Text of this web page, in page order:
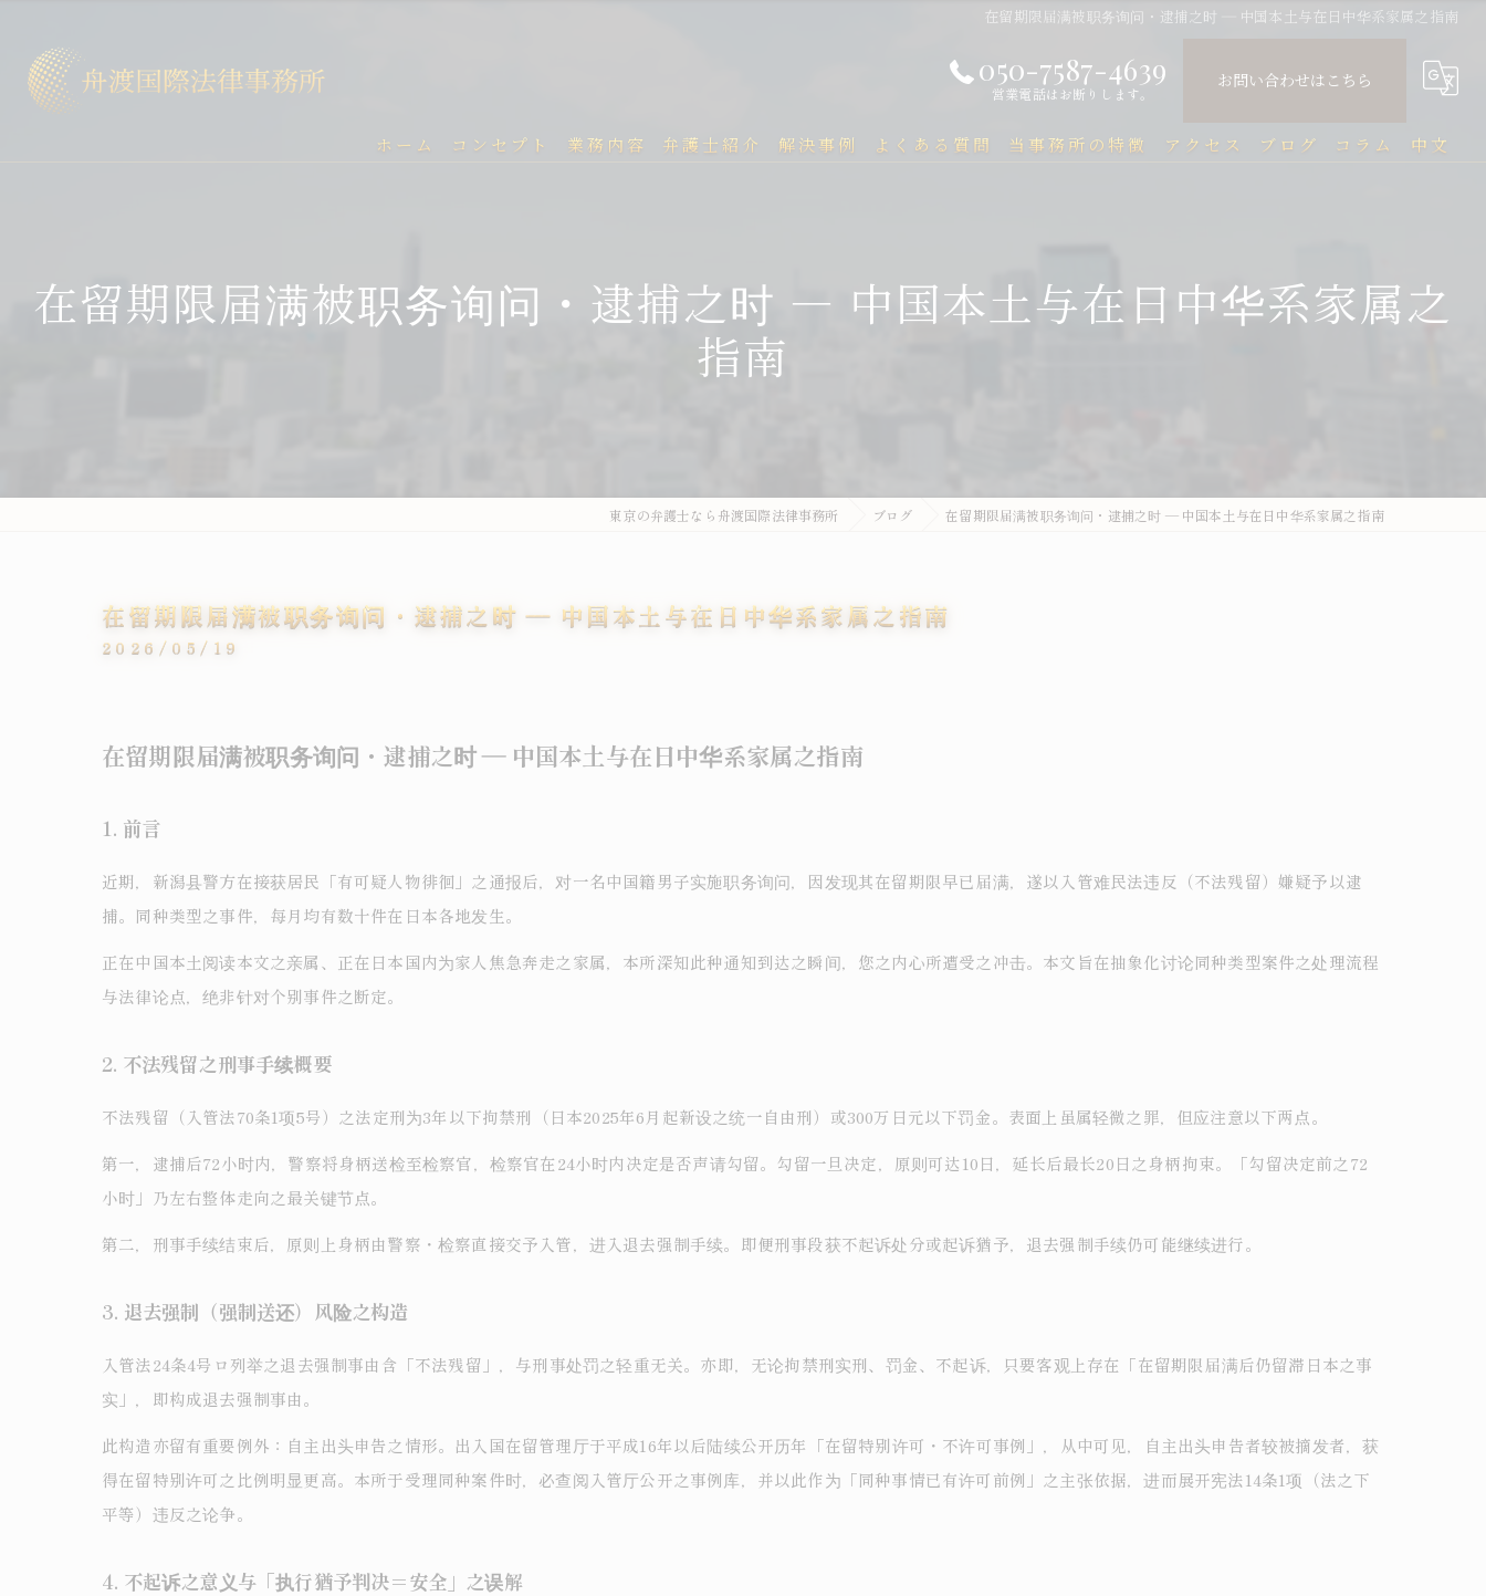
在留期限届满被职务询问・逮捕之时 ― 中国本土与在日中华系家属之指南
050-7587-4639
営業電話はお断りします。
お問い合わせはこちら
ホーム コンセプト 業務内容 弁護士紹介 解決事例 よくある質問 当事務所の特徴
刑事
外国人刑事・在留Q&A
不法就労・オーバーステイ
アクセス ブログ コラム 中文
在留期限届满被职务询问・逮捕之时 ― 中国本土与在日中华系家属之
指南
東京の弁護士なら舟渡国際法律事務所 ブログ 在留期限届满被职务询问・逮捕之时 ― 中国本土与在日中华系家属之指南
在留期限届满被职务询问・逮捕之时 ― 中国本土与在日中华系家属之指南
2026/05/19
在留期限届满被职务询问・逮捕之时 ― 中国本土与在日中华系家属之指南
1. 前言
近期，新潟县警方在接获居民「有可疑人物徘徊」之通报后，对一名中国籍男子实施职务询问，因发现其在留期限早已届满，遂以入管难民法违反（不法残留）嫌疑予以逮
捕。同种类型之事件，每月均有数十件在日本各地发生。
正在中国本土阅读本文之亲属、正在日本国内为家人焦急奔走之家属，本所深知此种通知到达之瞬间，您之内心所遭受之冲击。本文旨在抽象化讨论同种类型案件之处理流程
与法律论点，绝非针对个别事件之断定。
2. 不法残留之刑事手续概要
不法残留（入管法70条1项5号）之法定刑为3年以下拘禁刑（日本2025年6月起新设之统一自由刑）或300万日元以下罚金。表面上虽属轻微之罪，但应注意以下两点。
第一，逮捕后72小时内，警察将身柄送检至检察官，检察官在24小时内决定是否声请勾留。勾留一旦决定，原则可达10日，延长后最长20日之身柄拘束。「勾留决定前之72
小时」乃左右整体走向之最关键节点。
第二，刑事手续结束后，原则上身柄由警察・检察直接交予入管，进入退去强制手续。即便刑事段获不起诉处分或起诉猶予，退去强制手续仍可能继续进行。
3. 退去强制（强制送还）风险之构造
入管法24条4号ロ列举之退去强制事由含「不法残留」，与刑事处罚之轻重无关。亦即，无论拘禁刑实刑、罚金、不起诉，只要客观上存在「在留期限届满后仍留滞日本之事
实」，即构成退去强制事由。
此构造亦留有重要例外：自主出头申告之情形。出入国在留管理厅于平成16年以后陆续公开历年「在留特别许可・不许可事例」，从中可见，自主出头申告者较被摘发者，获
得在留特别许可之比例明显更高。本所于受理同种案件时，必查阅入管厅公开之事例库，并以此作为「同种事情已有许可前例」之主张依据，进而展开宪法14条1项（法之下
平等）违反之论争。
4. 不起诉之意义与「执行猶予判决＝安全」之误解